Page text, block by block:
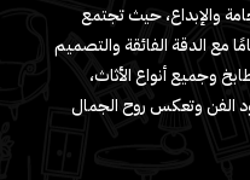
والإبداع، حيث تجتمع
الطويلة التي تمتد لأكثر من ٣٠ عامًا مع الدقة الفائقة والتصميم
وجميع أنواع الأثاث،
الفن وتعكس روح الجمال